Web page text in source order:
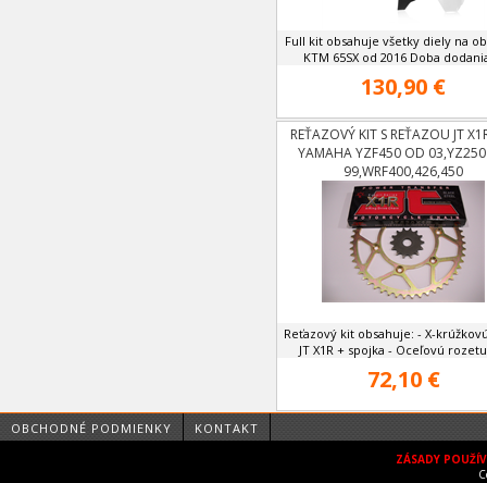
Full kit obsahuje všetky diely na
KTM 65SX od 2016 Doba
130,90 €
REŤAZOVÝ KIT S REŤAZOU JT
YAMAHA YZF450 OD
99,WRF400,426,450
Reťazový kit obsahuje: - X-
JT X1R + spojka - Oceľovú
72,10 €
OBCHODNÉ PODMIENKY KONTAKT
ZÁSADY